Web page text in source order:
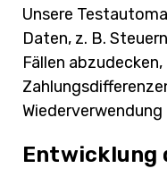
Unsere
Daten, z. B.
Fällen
Entwicklung